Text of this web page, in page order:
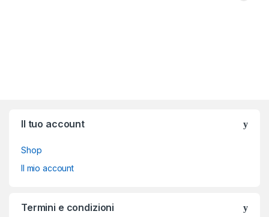
Il tuo account
Shop
Il mio account
Termini e condizioni